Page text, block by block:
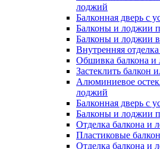
лоджий
Балконная дверь с
Балконы и лоджии
Балконы и лоджии
Внутренняя
Обшивка балкона и
Застеклить балкон
Алюминиевое
лоджий
Балконная дверь с
Балконы и лоджии
Отделка балкона и
Пластиковые
Отделка балкона и